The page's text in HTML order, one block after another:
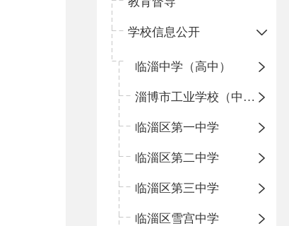
学校信息公开
临淄中学（高中）
淄博市工业学校（中职学校）
临淄区第一中学
临淄区第二中学
临淄区第三中学
临淄区雪宫中学